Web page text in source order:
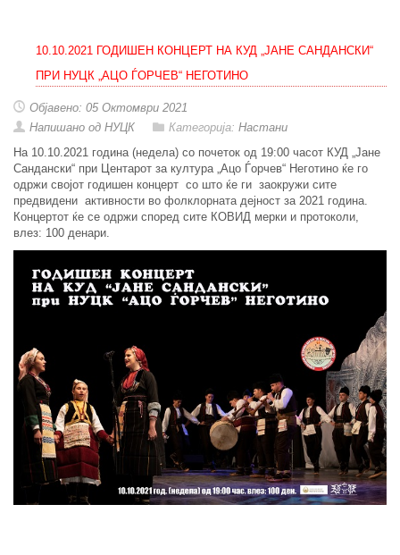
10.10.2021 ГОДИШЕН КОНЦЕРТ НА КУД „ЈАНЕ САНДАНСКИ“
ПРИ НУЦК „АЦО ЃОРЧЕВ“ НЕГОТИНО
Објавено: 05 Октомври 2021
Напишано од НУЦК
Категорија: Настани
На 10.10.2021 година (недела) со почеток од 19:00 часот КУД „Јане
Сандански“ при Центарот за култура „Ацо Ѓорчев“ Неготино ќе го
одржи својот годишен концерт со што ќе ги заокружи сите
предвидени активности во фолклорната дејност за 2021 година.
Концертот ќе се одржи според сите КОВИД мерки и протоколи,
влез: 100 денари.